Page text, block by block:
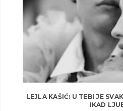
LEJLA KAŠIĆ: U TEBI JE
IKAD